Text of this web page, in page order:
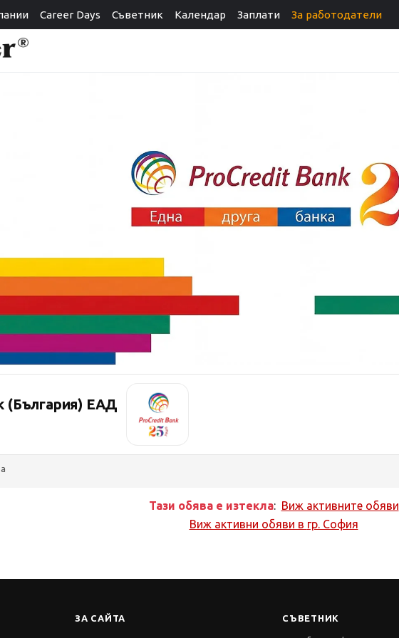
Career Days Съветник Календар Заплати За работодатели
(България) ЕАД
Тази обява е изтекла: Виж активните обяви
Виж активни обяви в гр. София
ЗА САЙТА СЪВЕТНИК